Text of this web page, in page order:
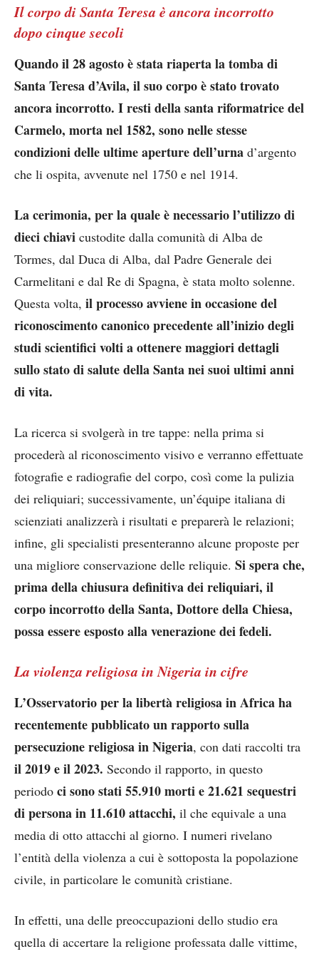
Il corpo di Santa Teresa è ancora incorrotto
dopo cinque secoli
Quando il 28 agosto è stata riaperta la tomba di
Santa Teresa d’Avila, il suo corpo è stato trovato
ancora incorrotto. I resti della santa riformatrice del
Carmelo, morta nel 1582, sono nelle stesse
condizioni delle ultime aperturedell’urna d’argento
che li ospita, avvenute nel 1750 e nel 1914.
La cerimonia, per la quale è necessario l’utilizzo di
dieci chiavi custodite dalla comunità di Alba de
Tormes, dal Duca di Alba, dal Padre Generale dei
Carmelitani e dal Re di Spagna, è stata molto solenne.
Questa volta, il processo avviene in occasione del
riconoscimento canonico precedente all’inizio degli
studi scientifici volti a ottenere maggiori dettagli
sullo stato di salute della Santa nei suoi ultimi anni
di vita.
La ricerca si svolgerà in tre tappe: nella prima si
procederà al riconoscimento visivo e verranno effettuate
fotografie e radiografie del corpo, così come la pulizia
dei reliquiari; successivamente, un’équipe italiana di
scienziati analizzerà i risultati e preparerà le relazioni;
infine, gli specialisti presenteranno alcune proposte per
una migliore conservazione delle reliquie. Si spera che,
prima della chiusura definitiva dei reliquiari, il
corpo incorrotto della Santa, Dottore della Chiesa,
possa essere esposto alla venerazione dei fedeli.
La violenza religiosa in Nigeria in cifre
L’Osservatorio per la libertà religiosa in Africa ha
recentemente pubblicato un rapporto sulla
persecuzione religiosa in Nigeria, con dati raccolti tra
il 2019 e il 2023. Secondo il rapporto, in questo
periodo ci sono stati 55.910 morti e 21.621 sequestri
di persona in 11.610 attacchi, il che equivale a una
media di otto attacchi al giorno. I numeri rivelano
l’entità della violenza a cui è sottoposta la popolazione
civile, in particolare le comunità cristiane.
In effetti, una delle preoccupazioni dello studio era
quella di accertare la religione professata dalle vittime,